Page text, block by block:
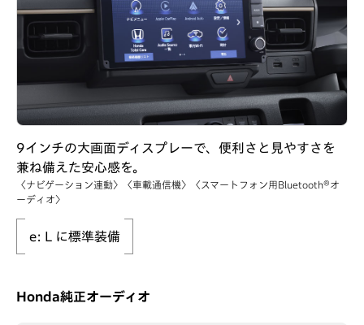
9インチの大画面ディスプレーで、便利さと見やすさを
兼ね備えた安心感を。
〈ナビゲーション連動〉〈車載通信機〉〈スマートフォン用Bluetooth®オ
ーディオ〉
e: L に標準装備
Honda純正オーディオ